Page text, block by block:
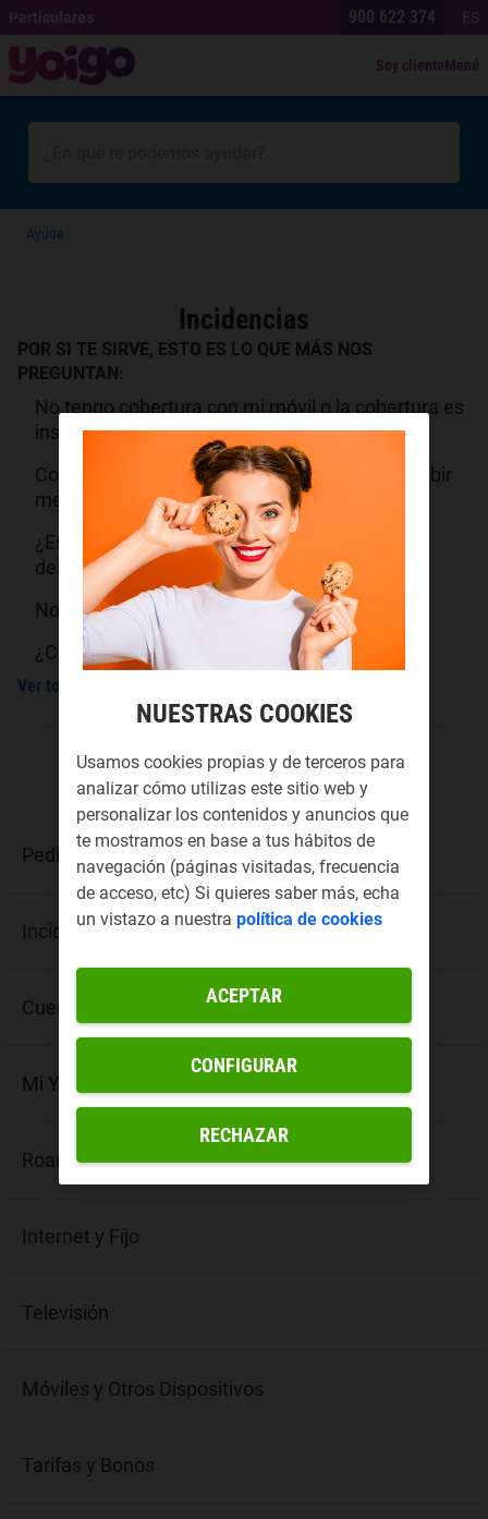
Particulares 900 622 374 ES
Soy clienteMenú
Ayuda
Incidencias
POR SI TE SIRVE, ESTO ES LO QUE MÁS NOS
PREGUNTAN:
No tengo cobertura con mi móvil o la cobertura es
insuficiente.
Como solucionar problemas para enviar o recibir
mensajes de texto en mi móvil
¿Es normal que cuando llamo o me llaman
desaparezca el símbolo 4G?
No me funciona las llamadas en el móvil
¿Cómo puedo devolver un dispositivo ?
Ver todos los resultados
¿SOBRE QUÉ TIENES DUDAS?
Pedidos
Incidencias
Cuentas y Seguridad
Mi Yoigo
Roaming y Extranjero
Internet y Fijo
Televisión
Móviles y Otros Dispositivos
Tarifas y Bonos
NUESTRAS COOKIES
Usamos cookies propias y de terceros para
analizar cómo utilizas este sitio web y
personalizar los contenidos y anuncios que
te mostramos en base a tus hábitos de
navegación (páginas visitadas, frecuencia
de acceso, etc) Si quieres saber más, echa
un vistazo a nuestra política de cookies
RECHAZAR
ACEPTAR
CONFIGURAR